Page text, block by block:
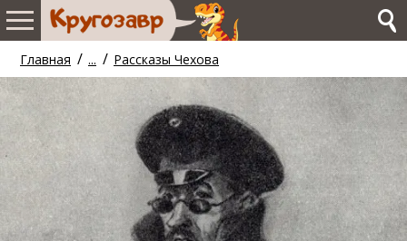
Главная / ... / Рассказы Чехова